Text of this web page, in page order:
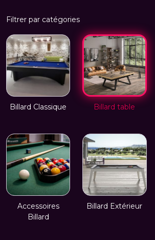
Filtrer par catégories
Billard Classique Billard table
Accessoires
Billard
Billard Extérieur